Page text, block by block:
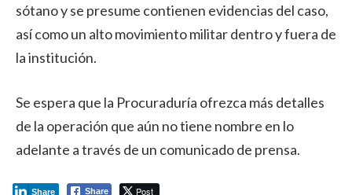
sótano y se presume contienen evidencias del caso,
así como un alto movimiento militar dentro y fuera de
la institución.
Se espera que la Procuraduría ofrezca más detalles
de la operación que aún no tiene nombre en lo
adelante a través de un comunicado de prensa.
Share Post
Share